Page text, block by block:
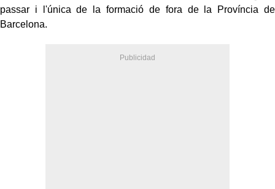
passar i l'única de la formació de fora de la Província de
Barcelona.